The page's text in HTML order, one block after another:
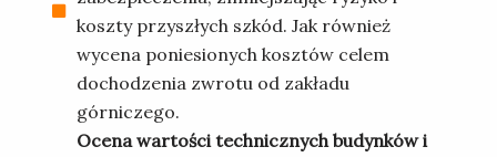
koszty przyszłych szkód. Jak również
wycena poniesionych kosztów celem
dochodzenia zwrotu od zakładu
górniczego.
Ocena wartości technicznych budynków i